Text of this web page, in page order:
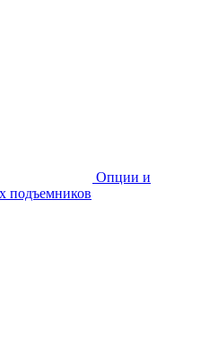
Опции и
подъемников